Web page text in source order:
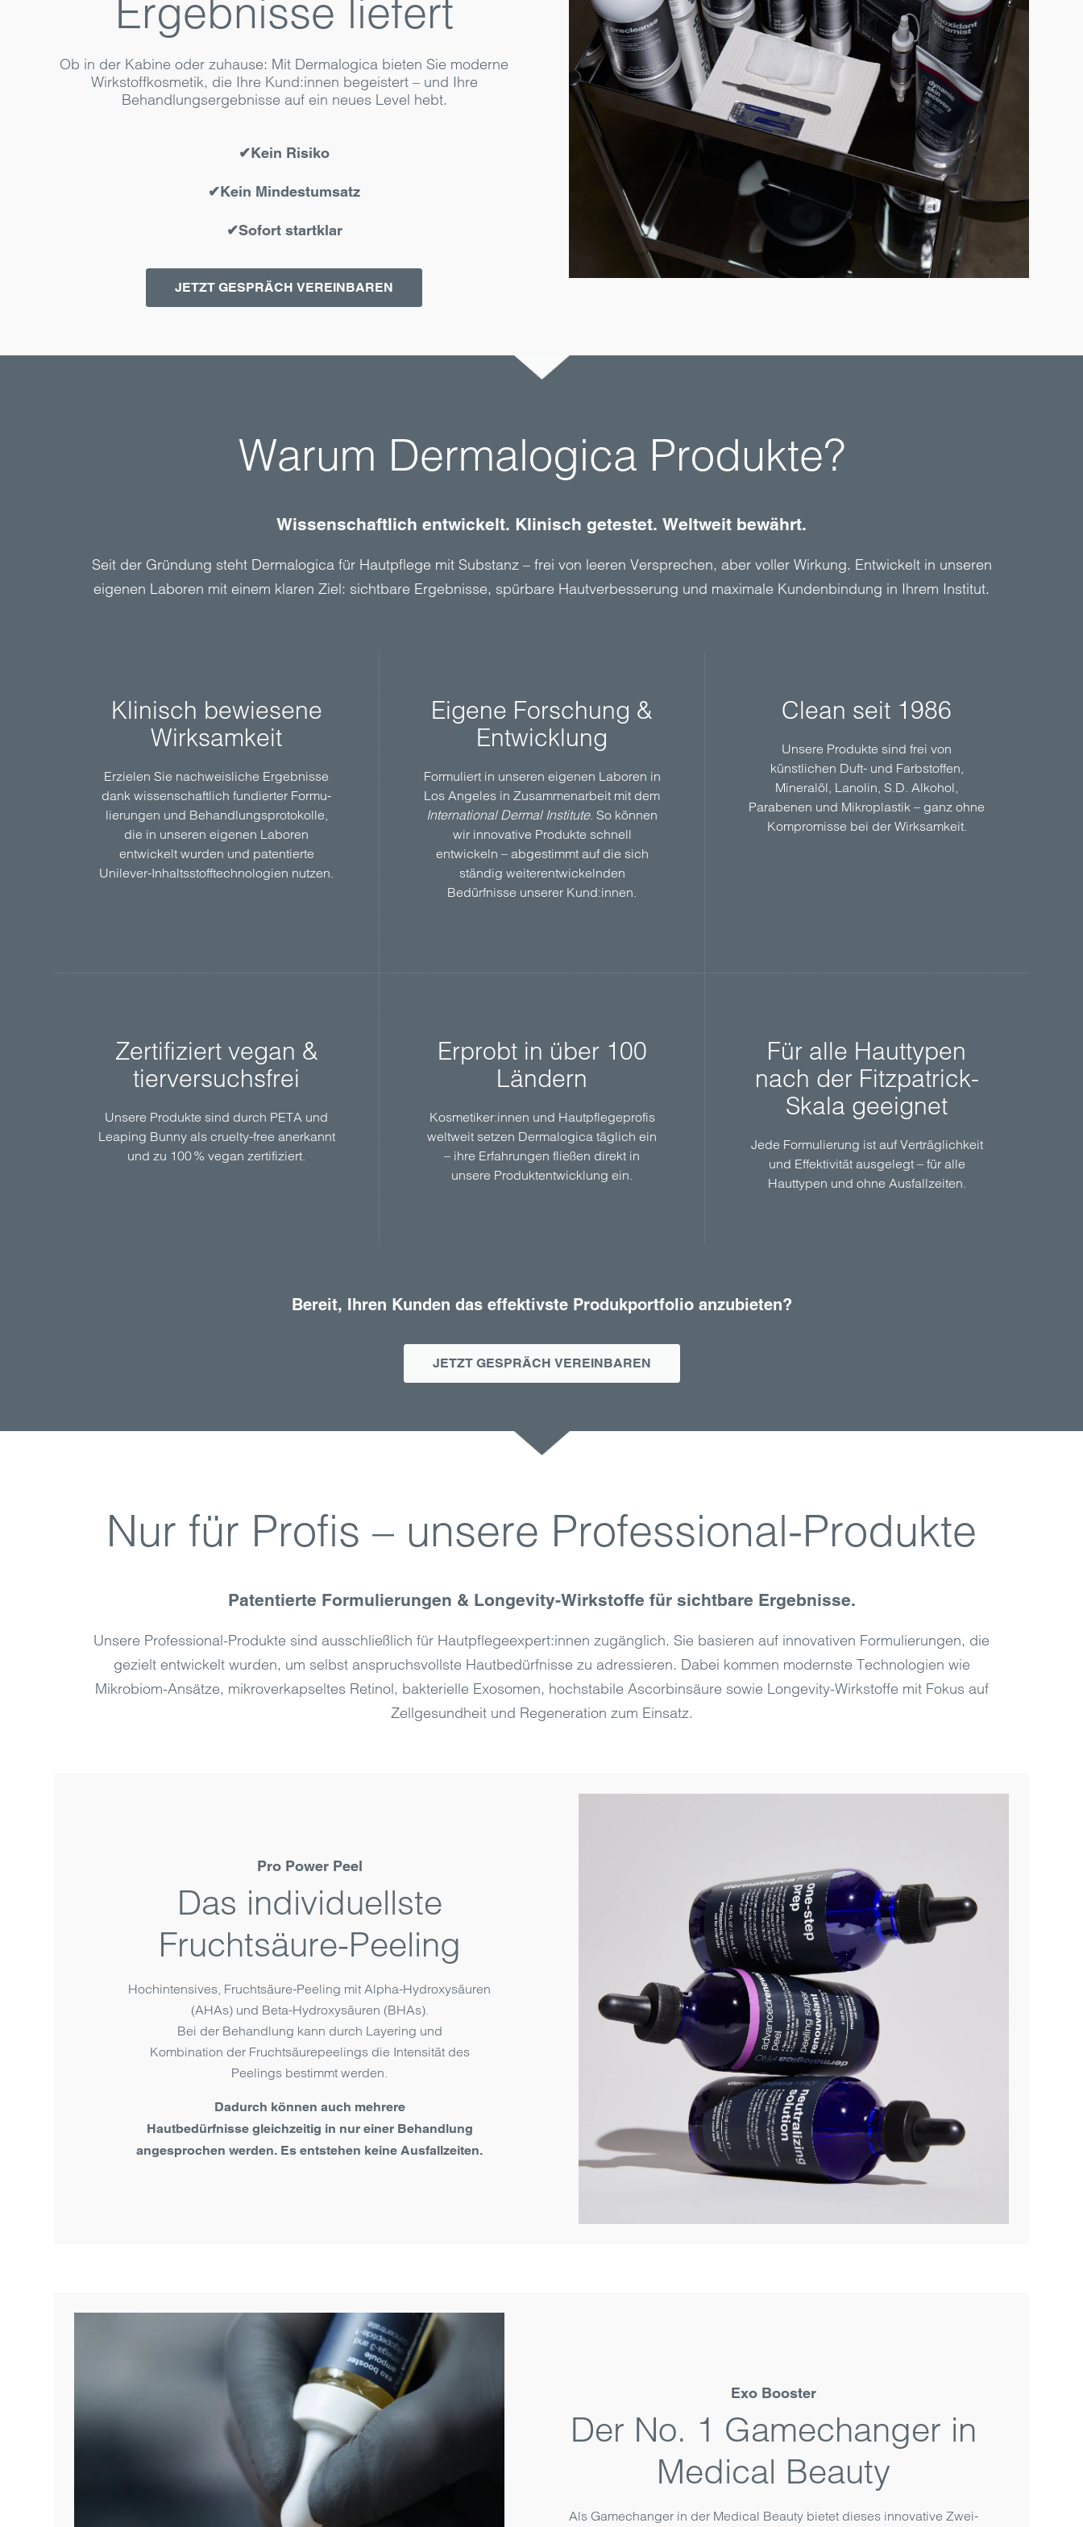
Ergebnisse liefert
Ob in der Kabine oder zuhause: Mit Dermalogica bieten Sie moderne
Wirkstoffkosmetik, die Ihre Kund:innen begeistert – und Ihre
Behandlungsergebnisse auf ein neues Level hebt.
✔Kein Risiko
✔Kein Mindestumsatz
✔Sofort startklar
JETZT GESPRÄCH VEREINBAREN
Warum Dermalogica Produkte?
Wissenschaftlich entwickelt. Klinisch getestet. Weltweit bewährt.
Seit der Gründung steht Dermalogica für Hautpflege mit Substanz – frei von leeren Versprechen, aber voller Wirkung. Entwickelt in unseren
eigenen Laboren mit einem klaren Ziel: sichtbare Ergebnisse, spürbare Hautverbesserung und maximale Kundenbindung in Ihrem Institut.
Klinisch bewiesene
Wirksamkeit
Erzielen Sie nach­weisliche Ergeb­nisse
dank wissen­schaftlich fundierter Formu­
lierungen und Behandlungs­protokolle,
die in unseren eigenen Laboren
entwickelt wurden und patentierte
Unilever-Inhalts­stoff­technologien nutzen.
Eigene Forschung &
Entwicklung
Formuliert in unseren eigenen Laboren in
Los Angeles in Zusammenarbeit mit dem
International Dermal Institute. So können
wir innovative Produkte schnell
entwickeln – abgestimmt auf die sich
ständig weiterentwickelnden
Bedürfnisse unserer Kund:innen.
Clean seit 1986
Unsere Produkte sind frei von
künstlichen Duft- und Farbstoffen,
Mineralöl, Lanolin, S.D. Alkohol,
Parabenen und Mikroplastik – ganz ohne
Kompromisse bei der Wirksamkeit.
Zertifiziert vegan &
tierversuchsfrei
Unsere Produkte sind durch PETA und
Leaping Bunny als cruelty-free anerkannt
und zu 100 % vegan zertifiziert.
Erprobt in über 100
Ländern
Kosmetiker:innen und Hautpflegeprofis
weltweit setzen Dermalogica täglich ein
– ihre Erfahrungen fließen direkt in
unsere Produktentwicklung ein.
Für alle Hauttypen
nach der Fitzpatrick-
Skala geeignet
Jede Formulierung ist auf Verträglichkeit
und Effektivität ausgelegt – für alle
Hauttypen und ohne Ausfallzeiten.
Bereit, Ihren Kunden das effektivste Produkportfolio anzubieten?
JETZT GESPRÄCH VEREINBAREN
Nur für Profis – unsere Professional-Produkte
Patentierte Formulierungen & Longevity-Wirkstoffe für sichtbare Ergebnisse.
Unsere Professional-Produkte sind ausschließlich für Hautpflegeexpert:innen zugänglich. Sie basieren auf innovativen Formulierungen, die
gezielt entwickelt wurden, um selbst anspruchsvollste Hautbedürfnisse zu adressieren. Dabei kommen modernste Technologien wie
Mikrobiom-Ansätze, mikroverkapseltes Retinol, bakterielle Exosomen, hochstabile Ascorbinsäure sowie Longevity-Wirkstoffe mit Fokus auf
Zellgesundheit und Regeneration zum Einsatz.
Pro Power Peel
Das individuellste
Fruchtsäure-Peeling
Hochintensives, Fruchtsäure-Peeling mit Alpha-Hydroxysäuren
(AHAs) und Beta-Hydroxysäuren (BHAs).
Bei der Behandlung kann durch Layering und
Kombination der Fruchtsäurepeelings die Intensität des
Peelings bestimmt werden.
Dadurch können auch mehrere
Hautbedürfnisse gleichzeitig in nur einer Behandlung
angesprochen werden. Es entstehen keine Ausfallzeiten.
Exo Booster
Der No. 1 Gamechanger in
Medical Beauty
Als Game­changer in der Medical Beauty bietet dieses innovative Zwei-